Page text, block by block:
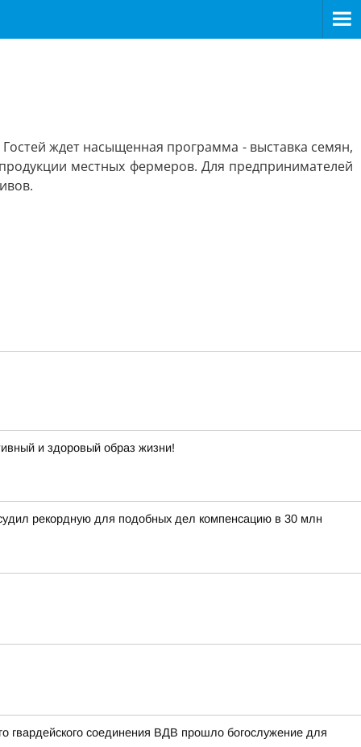
ждет насыщенная программа - выставка семян,
местных фермеров. Для предпринимателей
и здоровый образ жизни!
рекордную для подобных дел компенсацию в 30 млн
гвардейского соединения ВДВ прошло богослужение для